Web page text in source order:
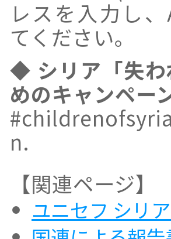
レスを入力し
てください。
◆ シリア「失わ
めのキャンペー
n.
【関連ページ】
ユニセフ シリ